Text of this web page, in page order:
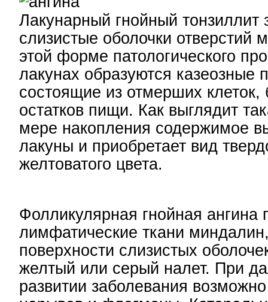
Лакунарный гнойный тонзиллит
слизистые оболочки отверстий
этой форме патологического
лакунах образуются казеозные
состоящие из отмерших клеток,
остатков пищи. Как выглядит
мере накопления содержимое
лакуны и приобретает вид
желтоватого цвета.
Фолликулярная гнойная ангина
лимфатические ткани
поверхности слизистых
желтый или серый налет. При
развитии заболевания